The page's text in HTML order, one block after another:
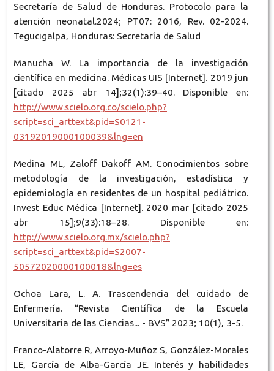
Secretaría de Salud de Honduras. Protocolo para la
atención neonatal.2024; PT07: 2016, Rev. 02-2024.
Tegucigalpa, Honduras: Secretaría de Salud
Manucha W. La importancia de la investigación
científica en medicina. Médicas UIS [Internet]. 2019 jun
[citado 2025 abr 14];32(1):39–40. Disponible en:
http://www.scielo.org.co/scielo.php?
script=sci_arttext&pid=S0121-
03192019000100039&lng=en
Medina ML, Zaloff Dakoff AM. Conocimientos sobre
metodología de la investigación, estadística y
epidemiología en residentes de un hospital pediátrico.
Invest Educ Médica [Internet]. 2020 mar [citado 2025
abr 15];9(33):18–28. Disponible en:
http://www.scielo.org.mx/scielo.php?
script=sci_arttext&pid=S2007-
50572020000100018&lng=es
Ochoa Lara, L. A. Trascendencia del cuidado de
Enfermería. “Revista Científica de la Escuela
Universitaria de las Ciencias... - BVS” 2023; 10(1), 3-5.
Franco-Alatorre R, Arroyo-Muñoz S, González-Morales
LE, García de Alba-García JE. Interés y habilidades